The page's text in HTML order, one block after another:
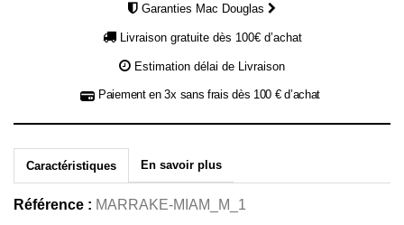
Garanties Mac Douglas
Livraison gratuite dès 100€ d’achat
Estimation délai de Livraison
Paiement en 3x sans frais dès 100 € d’achat
Caractéristiques En savoir plus
Référence : MARRAKE-MIAM_M_1